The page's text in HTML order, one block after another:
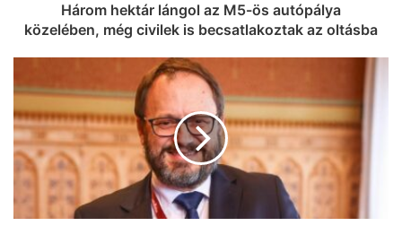
Három hektár lángol az M5-ös autópálya
közelében, még civilek is becsatlakoztak az oltásba